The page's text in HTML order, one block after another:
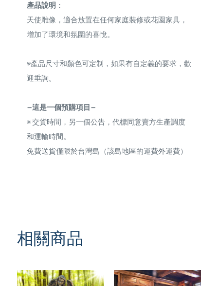
產品說明 ：
天使雕像，適合放置在任何家庭裝修或花園家具，
增加了環境和氛圍的喜悅。
※產品尺寸和顏色可定制，如果有自定義的要求，歡
迎垂詢。
—這是一個預購項目—
※交貨時間，另一個公告，代標同意賣方生產調度
和運輸時間。
免費送貨僅限於台灣島（該島地區的運費外運費）
相關商品
TREND